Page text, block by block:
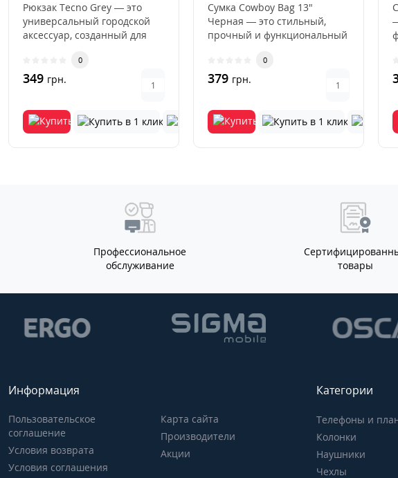
Рюкзак Tecno Grey — это
универсальный городской
аксессуар, созданный для
0
349 грн.
Сумка Cowboy Bag 13"
Черная — это стильный,
прочный и функциональный
0
379 грн.
Профессиональное
обслуживание
товары
Информация
Пользовательское
соглашение
Условия возврата
Условия соглашения
Карта сайта
Производители
Акции
Категории
Телефоны и
Колонки
Наушники
Чехлы